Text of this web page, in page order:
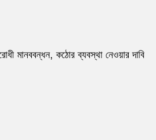
মানববন্ধন, কঠোর ব্যবস্থা নেওয়ার দাবি